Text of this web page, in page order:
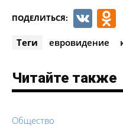
ПОДЕЛИТЬСЯ: VK
Теги евровидение
Читайте также
Общество